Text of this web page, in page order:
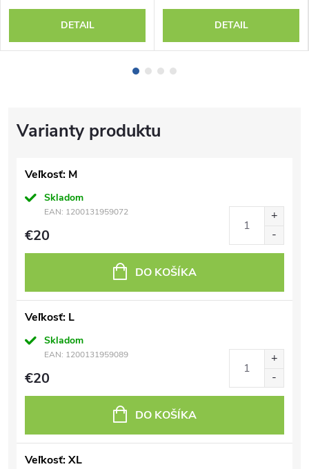
Veľkosť: M
Skladom
EAN: 1200131959072
€20
DO KOŠÍKA
Veľkosť: L
Skladom
EAN: 1200131959089
€20
DO KOŠÍKA
Veľkosť: XL
DETAIL DETAIL